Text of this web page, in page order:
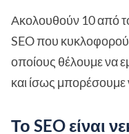
Ακολουθούν 10 από
SEO που
οποίους θέλουμε να
και ίσως μπορέσουμε
Το SEO είναι